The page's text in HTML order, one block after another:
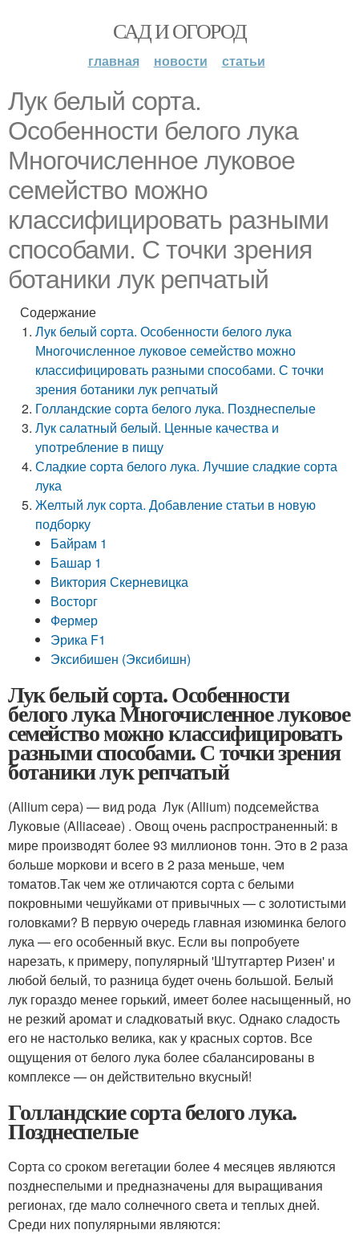
САД И ОГОРОД
главная новости статьи
Лук белый сорта.
Особенности белого лука
Многочисленное луковое
семейство можно
классифицировать разными
способами. С точки зрения
ботаники лук репчатый
Содержание
Лук белый сорта. Особенности белого лука
Многочисленное луковое семейство можно
классифицировать разными способами. С точки
зрения ботаники лук репчатый
Голландские сорта белого лука. Позднеспелые
Лук салатный белый. Ценные качества и
употребление в пищу
Сладкие сорта белого лука. Лучшие сладкие сорта
лука
Желтый лук сорта. Добавление статьи в новую
подборку
Байрам 1
Башар 1
Виктория Скерневицка
Восторг
Фермер
Эрика F1
Эксибишен (Эксибишн)
Лук белый сорта. Особенности
белого лука Многочисленное луковое
семейство можно классифицировать
разными способами. С точки зрения
ботаники лук репчатый
(Allium cepa) — вид рода Лук (Allium) подсемейства
Луковые (Alliaceae) . Овощ очень распространенный: в
мире производят более 93 миллионов тонн. Это в 2 раза
больше моркови и всего в 2 раза меньше, чем
томатов.Так чем же отличаются сорта с белыми
покровными чешуйками от привычных — с золотистыми
головками? В первую очередь главная изюминка белого
лука — его особенный вкус. Если вы попробуете
нарезать, к примеру, популярный 'Штутгартер Ризен' и
любой белый, то разница будет очень большой. Белый
лук гораздо менее горький, имеет более насыщенный, но
не резкий аромат и сладковатый вкус. Однако сладость
его не настолько велика, как у красных сортов. Все
ощущения от белого лука более сбалансированы в
комплексе — он действительно вкусный!
Голландские сорта белого лука.
Позднеспелые
Сорта со сроком вегетации более 4 месяцев являются
позднеспелыми и предназначены для выращивания
регионах, где мало солнечного света и теплых дней.
Среди них популярными являются: